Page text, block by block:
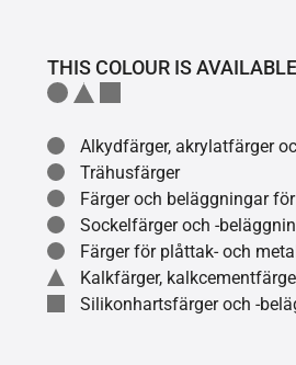
THIS COLOUR IS
Alkydfärger, akrylatfärger
Trähusfärger
Färger och beläggningar
Sockelfärger och -
Färger för plåttak- och
Kalkfärger,
Silikonhartsfärger och -